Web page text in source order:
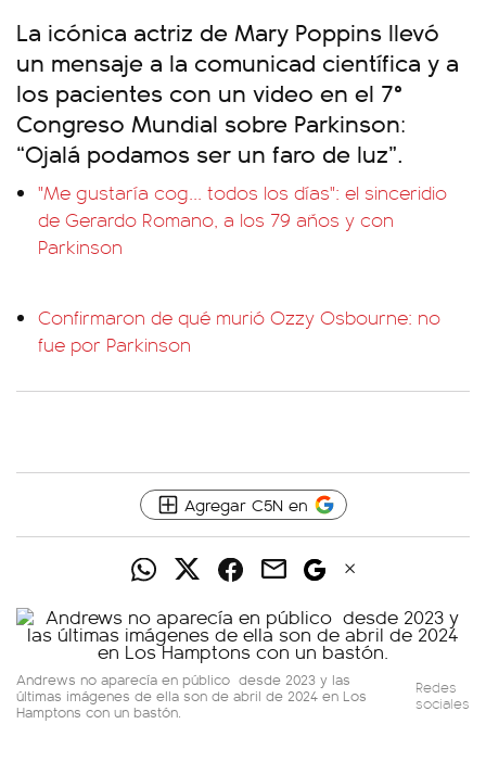
La icónica actriz de Mary Poppins llevó
un mensaje a la comunicad científica y a
los pacientes con un video en el 7°
Congreso Mundial sobre Parkinson:
“Ojalá podamos ser un faro de luz”.
"Me gustaría cog... todos los días": el sinceridio
de Gerardo Romano, a los 79 años y con
Parkinson
Confirmaron de qué murió Ozzy Osbourne: no
fue por Parkinson
Agregar C5N en
Andrews no aparecía en público desde 2023 y las
últimas imágenes de ella son de abril de 2024 en Los
Hamptons con un bastón.
Redes
sociales